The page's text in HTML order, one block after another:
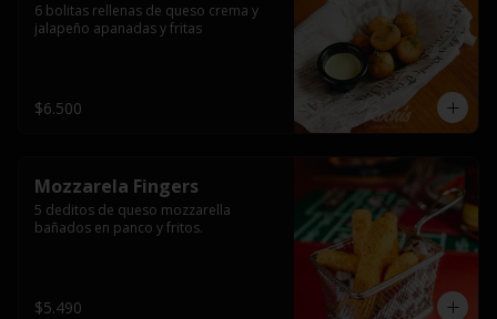
6 bolitas rellenas de queso crema y
jalapeño apanadas y fritas
$6.500
Mozzarela Fingers
5 deditos de queso mozzarella
bañados en panco y fritos.
$5.490